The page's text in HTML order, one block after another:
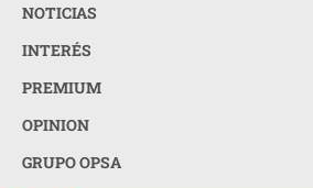
NOTICIAS
INTERÉS
PREMIUM
OPINION
GRUPO OPSA